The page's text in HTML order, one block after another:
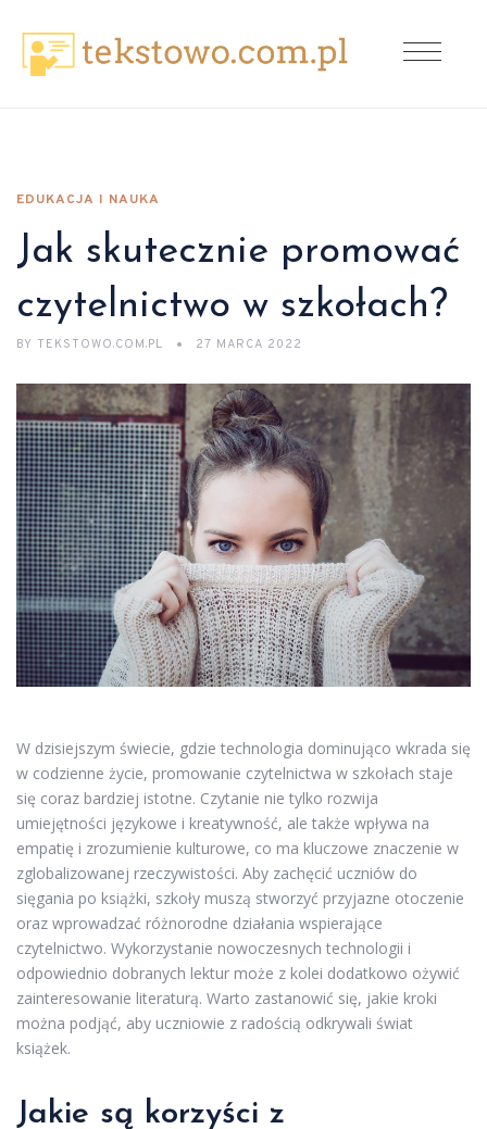
EDUKACJA I NAUKA
Jak skutecznie promować
czytelnictwo w szkołach?
BY TEKSTOWO.COM.PL 27 MARCA 2022
W dzisiejszym świecie, gdzie technologia dominująco wkrada się
w codzienne życie, promowanie czytelnictwa w szkołach staje
się coraz bardziej istotne. Czytanie nie tylko rozwija
umiejętności językowe i kreatywność, ale także wpływa na
empatię i zrozumienie kulturowe, co ma kluczowe znaczenie w
zglobalizowanej rzeczywistości. Aby zachęcić uczniów do
sięgania po książki, szkoły muszą stworzyć przyjazne otoczenie
oraz wprowadzać różnorodne działania wspierające
czytelnictwo. Wykorzystanie nowoczesnych technologii i
odpowiednio dobranych lektur może z kolei dodatkowo ożywić
zainteresowanie literaturą. Warto zastanowić się, jakie kroki
można podjąć, aby uczniowie z radością odkrywali świat
książek.
Jakie są korzyści z